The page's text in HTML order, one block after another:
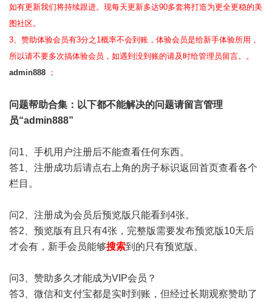
如有更新我们将持续跟进。现每天更新多达90多套将打造为更全更稳的美
图社区。
3、赞助体验会员有3分之1概率不会到账，体验会员是给新手体验所用，
所以请不要多次搞体验会员，如遇到没到账的请及时给管理员留言。。
admin888 ；
问题帮助合集 ：以下都不能解决的问题请留言管理
员“admin888”
问1、手机用户注册后不能查看任何东西。
答1、注册成功后请点右上角的房子标识返回首页查看各个
栏目。
问2、注册成为会员后预览版只能看到4张。
答2、预览版有且只有4张，完整版需要发布预览版10天后
才会有，新手会员能够搜索到的只有预览版。
问3、赞助多久才能成为VIP会员？
答3、微信和支付宝都是实时到账，但经过长期观察赞助了